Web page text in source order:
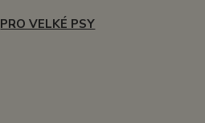
PRO VELKÉ PSY